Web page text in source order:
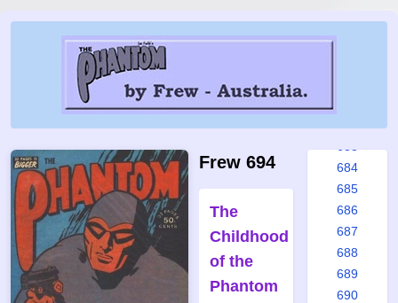
Frew 694
The
Childhood
of the
Phantom
677
684
685
686
687
688
689
690